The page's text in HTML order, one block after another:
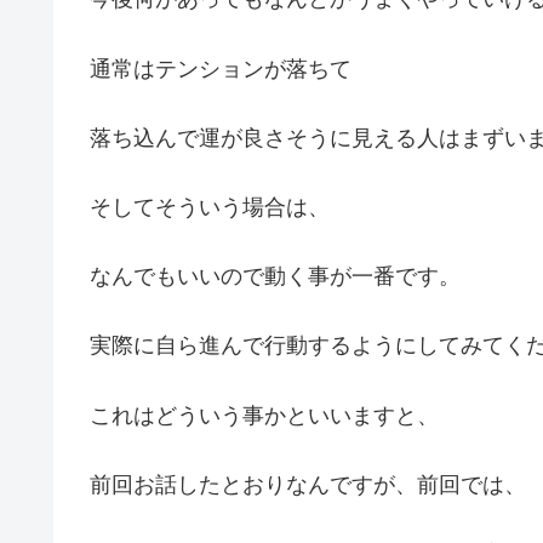
通常はテンションが落ちて
落ち込んで運が良さそうに見える人はまずいま
そしてそういう場合は、
なんでもいいので動く事が一番です。
実際に自ら進んで行動するようにしてみてくだ
これはどういう事かといいますと、
前回お話したとおりなんですが、前回では、